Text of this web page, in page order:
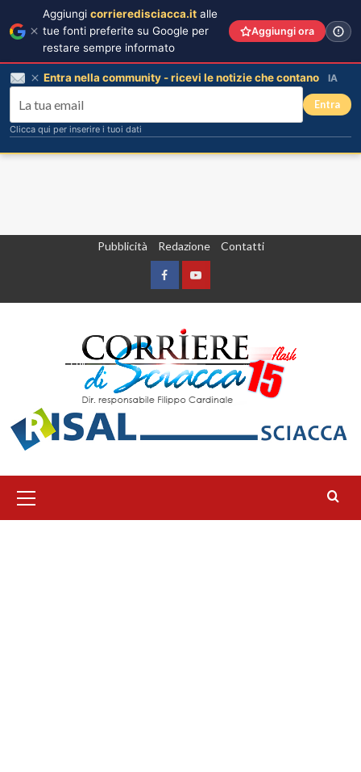
Pubblicità Redazione Contatti
FacebookYountube
principale
Aggiungi corrieredisciacca.it alle
tue fonti preferite su Google per
restare sempre informato
Aggiungi ora
Entra nella community - ricevi le notizie che contano IA
Entra
Clicca qui per inserire i tuoi dati